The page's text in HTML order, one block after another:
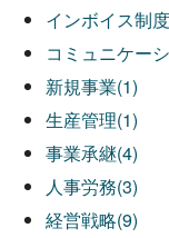
インボイス制
コミュニケー
新規事業(1)
生産管理(1)
事業承継(4)
人事労務(3)
経営戦略(9)